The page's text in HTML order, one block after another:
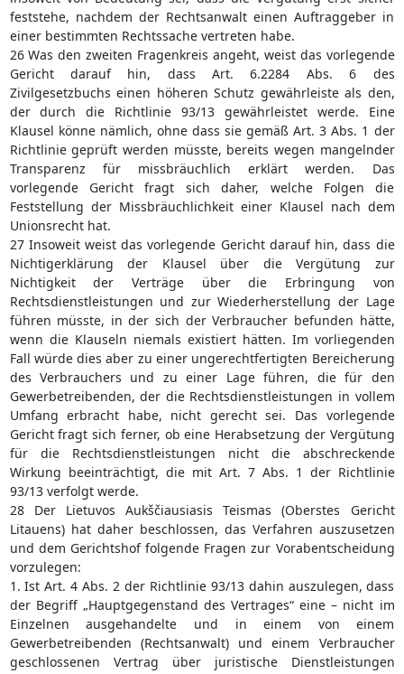
feststehe, nachdem der Rechtsanwalt einen Auftraggeber in
einer bestimmten Rechtssache vertreten habe.
26 Was den zweiten Fragenkreis angeht, weist das vorlegende
Gericht darauf hin, dass Art. 6.2284 Abs. 6 des
Zivilgesetzbuchs einen höheren Schutz gewährleiste als den,
der durch die Richtlinie 93/13 gewährleistet werde. Eine
Klausel könne nämlich, ohne dass sie gemäß Art. 3 Abs. 1 der
Richtlinie geprüft werden müsste, bereits wegen mangelnder
Transparenz für missbräuchlich erklärt werden. Das
vorlegende Gericht fragt sich daher, welche Folgen die
Feststellung der Missbräuchlichkeit einer Klausel nach dem
Unionsrecht hat.
27 Insoweit weist das vorlegende Gericht darauf hin, dass die
Nichtigerklärung der Klausel über die Vergütung zur
Nichtigkeit der Verträge über die Erbringung von
Rechtsdienstleistungen und zur Wiederherstellung der Lage
führen müsste, in der sich der Verbraucher befunden hätte,
wenn die Klauseln niemals existiert hätten. Im vorliegenden
Fall würde dies aber zu einer ungerechtfertigten Bereicherung
des Verbrauchers und zu einer Lage führen, die für den
Gewerbetreibenden, der die Rechtsdienstleistungen in vollem
Umfang erbracht habe, nicht gerecht sei. Das vorlegende
Gericht fragt sich ferner, ob eine Herabsetzung der Vergütung
für die Rechtsdienstleistungen nicht die abschreckende
Wirkung beeinträchtigt, die mit Art. 7 Abs. 1 der Richtlinie
93/13 verfolgt werde.
28 Der Lietuvos Aukščiausiasis Teismas (Oberstes Gericht
Litauens) hat daher beschlossen, das Verfahren auszusetzen
und dem Gerichtshof folgende Fragen zur Vorabentscheidung
vorzulegen:
1. Ist Art. 4 Abs. 2 der Richtlinie 93/13 dahin auszulegen, dass
der Begriff „Hauptgegenstand des Vertrages“ eine – nicht im
Einzelnen ausgehandelte und in einem von einem
Gewerbetreibenden (Rechtsanwalt) und einem Verbraucher
geschlossenen Vertrag über juristische Dienstleistungen